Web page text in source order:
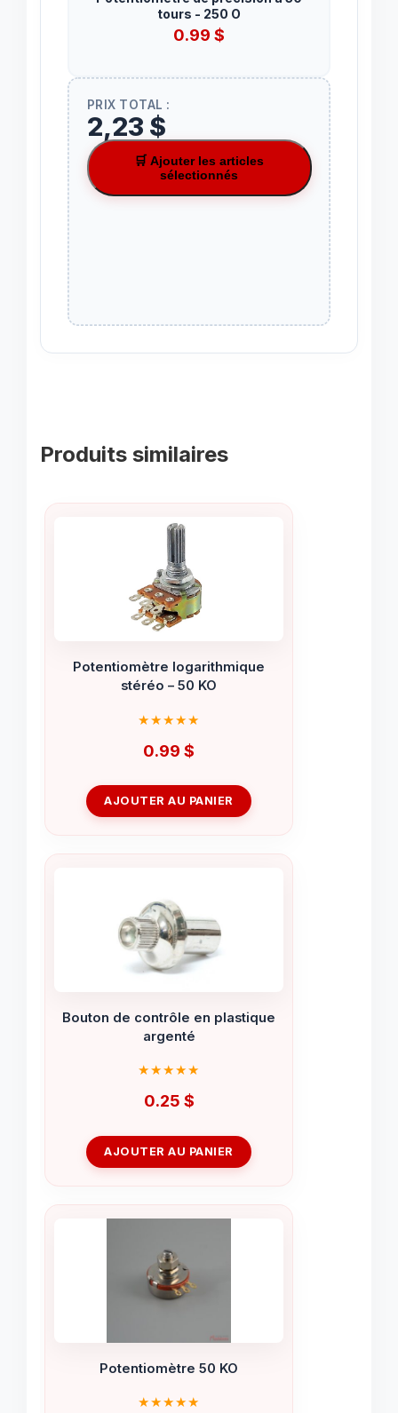
tours - 250 O
0.99 $
PRIX TOTAL :
2,23 $
🛒 Ajouter les articles
sélectionnés
Produits similaires
Potentiomètre logarithmique
stéréo – 50 KO
0.99 $
AJOUTER AU PANIER
Bouton de contrôle en plastique
argenté
0.25 $
AJOUTER AU PANIER
Potentiomètre 50 KO